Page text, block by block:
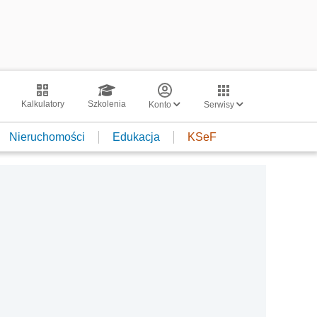
Kalkulatory Szkolenia Konto Serwisy
Nieruchomości Edukacja KSeF